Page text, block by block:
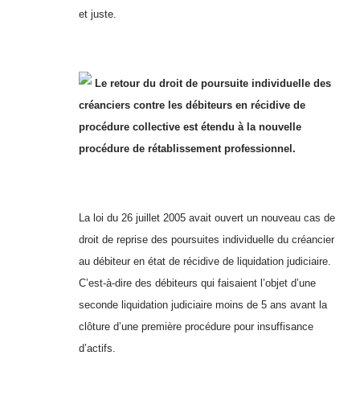
et juste.
Le retour du droit de poursuite individuelle des
créanciers contre les débiteurs en récidive de
procédure collective est étendu à la nouvelle
procédure de rétablissement professionnel.
La loi du 26 juillet 2005 avait ouvert un nouveau cas de
droit de reprise des poursuites individuelle du créancier
au débiteur en état de récidive de liquidation judiciaire.
C’est-à-dire des débiteurs qui faisaient l’objet d’une
seconde liquidation judiciaire moins de 5 ans avant la
clôture d’une première procédure pour insuffisance
d’actifs.